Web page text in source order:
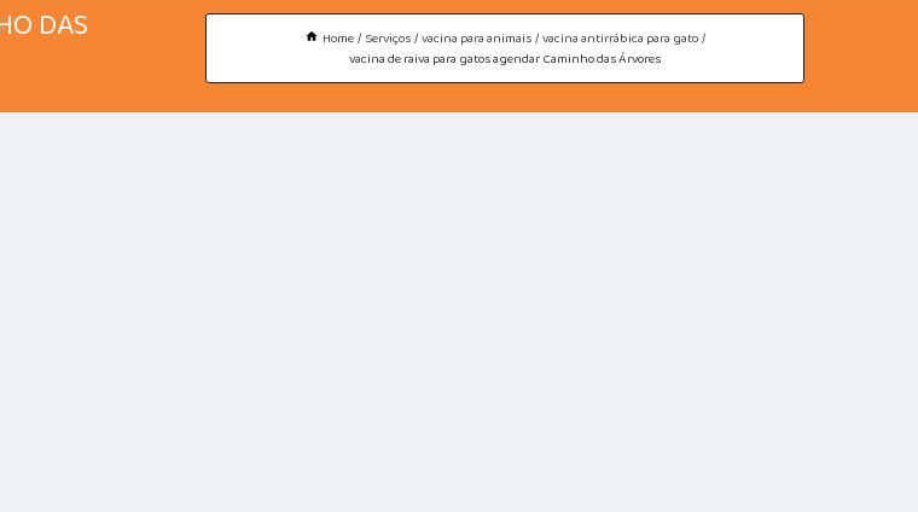
DAS
Home Serviços vacina para animais vacina antirrábica para gato
vacina de raiva para gatos agendar Caminho das Árvores